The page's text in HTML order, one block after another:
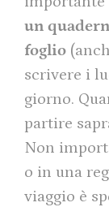
un
foglio
scrivere i
giorno.
partire
Non
o in una
viaggio è